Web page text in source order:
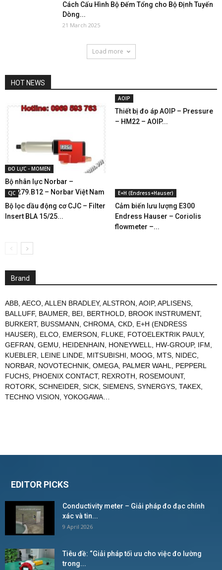
Cách Cấu Hình Bộ Đếm Tổng cho Bộ Định Tuyến
Dòng...
21 March 2025
Load more
HOT NEWS
ĐO LỰC - MOMEN
Bộ nhân lực Norbar –
180279.B12 – Norbar Việt Nam
AOIP
Thiết bị đo áp AOIP – Pressure
– HM22 – AOIP...
CJC
Bộ lọc dầu động cơ CJC – Filter
Insert BLA 15/25...
E+H (Endress+Hauser)
Cảm biến lưu lượng E300
Endress Hauser – Coriolis
flowmeter –...
Brand
ABB AECO ALLEN BRADLEY, ALSTRON AOIP, APLISENS
BALLUFF, BAUMER BEI BERTHOLD BROOK INSTRUMENT,
BURKERT, BUSSMANN CHROMA CKD E+H (ENDRESS
HAUSER)
ELCO EMERSON FLUKE FOTOELEKTRIK PAULY,
GEFRAN GEMU HEIDENHAIN HONEYWELL HW-GROUP, IFM
KUEBLER
LEINE LINDE MITSUBISHI MOOG MTS NIDEC
NORBAR
NOVOTECHNIK OMEGA PALMER WAHL
PEPPERL
FUCHS PHOENIX CONTACT, REXROTH ROSEMOUNT,
ROTORK SCHNEIDER SICK SIEMENS SYNERGYS TAKEX
TECHNO VISION YOKOGAWA
EDITOR PICKS
Conductivity meter – Giải pháp đo đạc chính
xác và tin...
9 April 2026
Tiêu đề: “Giải pháp tối ưu cho việc đo lường
trong...